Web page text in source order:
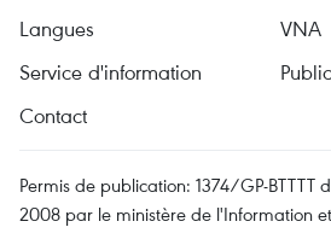
Langues
VNA
Service d'information
Contact
Permis de publication: 1374/GP-BTTTT
2008 par le ministère de l'Information